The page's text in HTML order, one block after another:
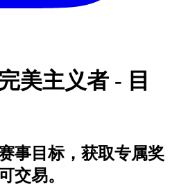
美主义者 - 目
事目标，获取专属奖
交易。